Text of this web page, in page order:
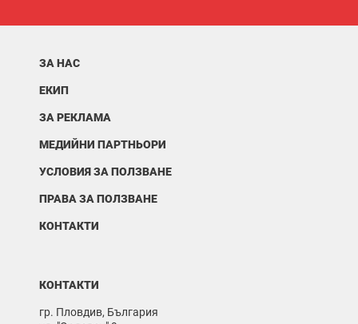
ЗА НАС
ЕКИП
ЗА РЕКЛАМА
МЕДИЙНИ ПАРТНЬОРИ
УСЛОВИЯ ЗА ПОЛЗВАНЕ
ПРАВА ЗА ПОЛЗВАНЕ
КОНТАКТИ
КОНТАКТИ
гр. Пловдив, България